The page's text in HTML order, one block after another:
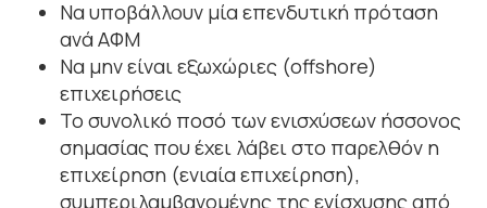
Να υποβάλλουν μία επενδυτική πρόταση
ανά ΑΦΜ
Να μην είναι εξωχώριες (offshore)
επιχειρήσεις
Το συνολικό ποσό των ενισχύσεων ήσσονος
σημασίας που έχει λάβει στο παρελθόν η
επιχείρηση (ενιαία επιχείρηση),
συμπεριλαμβανομένης της ενίσχυσης από